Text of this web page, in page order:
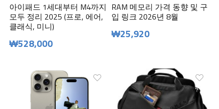
아이패드 1세대부터 M4까지
모두 정리 2025 (프로, 에어,
클래식, 미니)
₩528,000
RAM 메모리 가격 동향 및 구
입 링크 2026년 8월
₩25,920